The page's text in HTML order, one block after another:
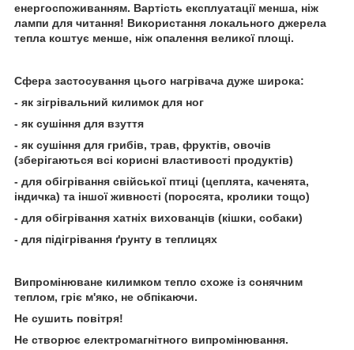
енергоспоживанням. Вартість експлуатації менша, ніж
лампи для читання! Використання локального джерела
тепла коштує менше, ніж опалення великої площі.
Сфера застосування цього нагрівача дуже широка:
- як зігрівальний килимок для ног
- як сушіння для взуття
- як сушіння для грибів, трав, фруктів, овочів
(зберігаються всі корисні властивості продуктів)
- для обігрівання свійської птиці (цеплята, каченята,
індичка) та іншої живності (поросята, кролики тощо)
- для обігрівання хатніх вихованців (кішки, собаки)
- для підігрівання ґрунту в теплицях
Випромінюване килимком тепло схоже із сонячним
теплом, гріє м'яко, не обпікаючи.
Не сушить повітря!
Не створює електромагнітного випромінювання.